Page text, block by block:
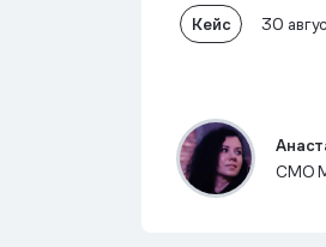
Кейс 30
CMO